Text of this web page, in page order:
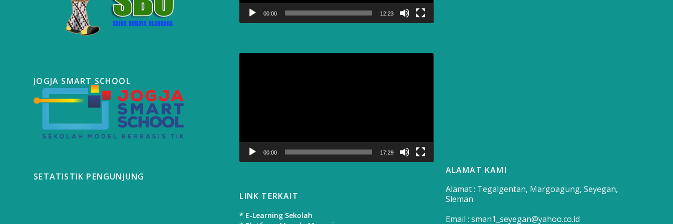
JOGJA SMART SCHOOL
SETATISTIK PENGUNJUNG
00:00 12:23
00:00 17:29
LINK TERKAIT
* E-Learning Sekolah
ALAMAT KAMI
Alamat : Tegalgentan, Margoagung, Seyegan,
Sleman
Email : sman1_seyegan@yahoo.co.id